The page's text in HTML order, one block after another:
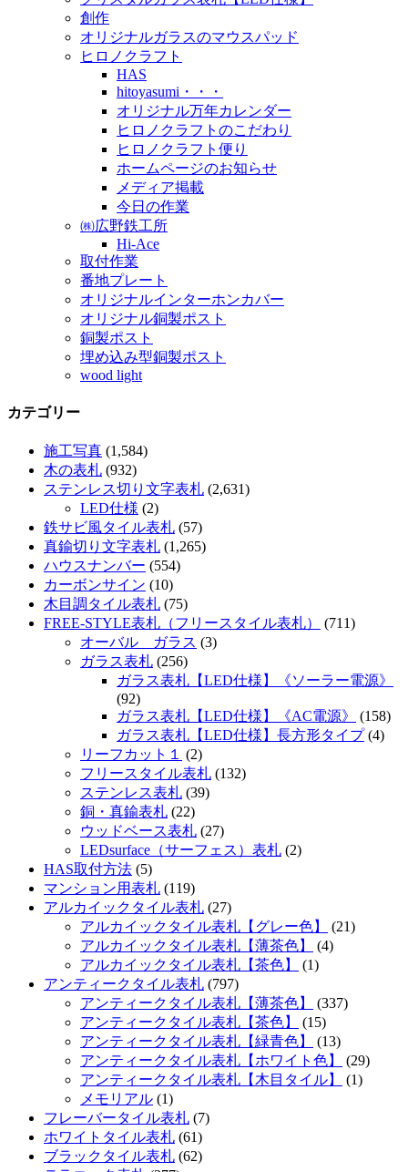
創作
オリジナルガラスのマウスパッド
ヒロノクラフト
HAS
hitoyasumi・・・
オリジナル万年カレンダー
ヒロノクラフトのこだわり
ヒロノクラフト便り
ホームページのお知らせ
メディア掲載
今日の作業
㈱広野鉄工所
Hi-Ace
取付作業
番地プレート
オリジナルインターホンカバー
オリジナル銅製ポスト
銅製ポスト
埋め込み型銅製ポスト
wood light
カテゴリー
施工写真 (1,584)
木の表札 (932)
ステンレス切り文字表札 (2,631)
LED仕様 (2)
鉄サビ風タイル表札 (57)
真鍮切り文字表札 (1,265)
ハウスナンバー (554)
カーボンサイン (10)
木目調タイル表札 (75)
FREE-STYLE表札（フリースタイル表札）
(711)
オーバル ガラス (3)
ガラス表札 (256)
ガラス表札【LED仕様】《ソーラー電源》
(92)
ガラス表札【LED仕様】《AC電源》
(158)
ガラス表札【LED仕様】長方形タイプ(4)
リーフカット１
(2)
フリースタイル表札 (132)
ステンレス表札 (39)
銅・真鍮表札 (22)
ウッドベース表札 (27)
LEDsurface（サーフェス）表札 (2)
HAS取付方法 (5)
マンション用表札 (119)
アルカイックタイル表札 (27)
アルカイックタイル表札【グレー色】
(21)
アルカイックタイル表札【薄茶色】
(4)
アルカイックタイル表札【茶色】
(1)
アンティークタイル表札 (797)
アンティークタイル表札【薄茶色】
(337)
アンティークタイル表札【茶色】
(15)
アンティークタイル表札【緑青色】
(13)
アンティークタイル表札【ホワイト色】
(29)
アンティークタイル表札【木目タイル】
(1)
メモリアル (1)
フレーバータイル表札 (7)
ホワイトタイル表札 (61)
ブラックタイル表札 (62)